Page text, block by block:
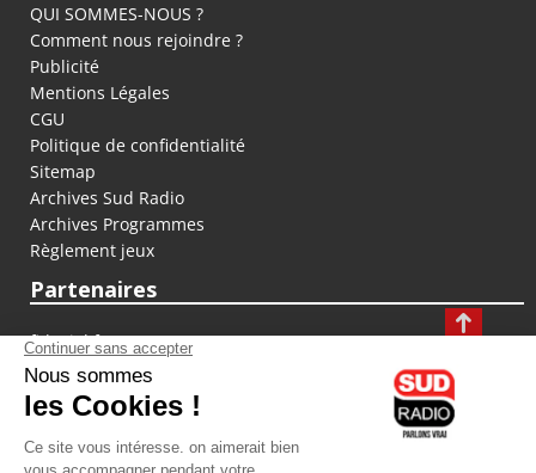
QUI SOMMES-NOUS ?
Comment nous rejoindre ?
Publicité
Mentions Légales
CGU
Politique de confidentialité
Sitemap
Archives Sud Radio
Archives Programmes
Règlement jeux
Partenaires
fiducial.fr
lyoncapitale.fr
olympique-et-lyonnais.com
L'application Iphone / Android